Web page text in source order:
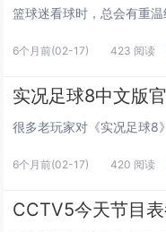
6个月前(02-17) 423 阅读
6个月前(02-17) 420 阅读